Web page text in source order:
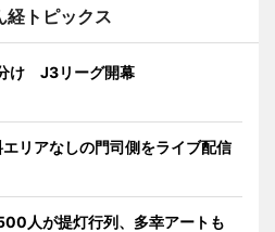
経トピックス
け J3リーグ開幕
リアなしの門司側をライブ配信
人が提灯行列、多幸アートも